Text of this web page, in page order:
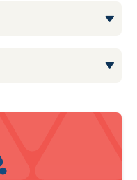
des camions